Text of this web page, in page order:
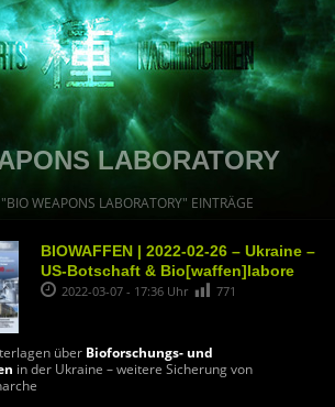
LABORATORY
"BIO WEAPONS LABORATORY" EINTRÄGE
BIOWAFFEN | 2022-02-26 – Ukraine –
US-Botschaft & Bio[waffen]labore
2022-03-07 - 17:36 Uhr 771
über Bioforschungs- und
in der Ukraine – weitere Sicherung von